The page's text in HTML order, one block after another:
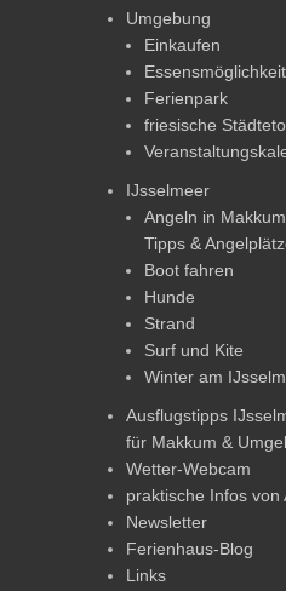
Umgebung
Einkaufen
Ferienpark
friesische
IJsselmeer
Angeln in
Tipps &
Boot fahren
Hunde
Strand
Surf und Kite
Winter am
Ausflugstipps
für Makkum &
Wetter-Webcam
praktische Infos von
Newsletter
Ferienhaus-Blog
Links